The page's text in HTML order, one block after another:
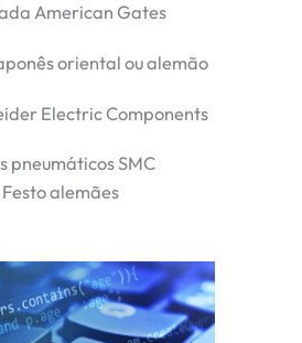
American Gates
oriental ou alemão
Electric Components
pneumáticos SMC
alemães